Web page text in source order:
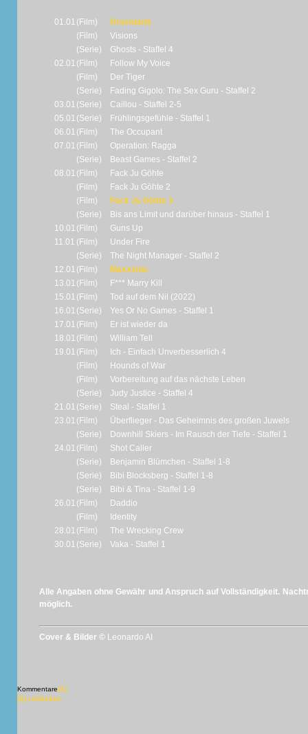
01.01 (Film)
Greenland
(Film)
Visions
(Serie)
Ghosts - Staffel 4
02.01 (Film)
Follow My Voice
(Film)
Der Tiger
(Serie)
Fading Gigolo: The Sex Guru - Staffel 2
03.01 (Serie)
Caillou - Staffel 2-5
05.01 (Serie)
Frühlingsgefühle - Staffel 1
06.01 (Film)
The Occupant
07.01 (Film)
Operation: Ragga
(Serie)
Beast Games - Staffel 2
08.01 (Film)
Fack Ju Göhte
(Film)
Fack Ju Göhte 2
(Film)
Fack Ju Göhte 3
(Serie)
Bis ans Limit und darüber hinaus - Staffel 1
10.01 (Film)
Guns Up
11.01 (Film)
Under Fire
(Serie)
The Night Manager - Staffel 2
12.01 (Film)
Maxxxine
13.01 (Film)
F*** Marry Kill
15.01 (Film)
Tod auf dem Nil (2022)
16.01 (Serie)
Yes Or No Games - Staffel 1
17.01 (Film)
Er ist wieder da
18.01 (Film)
William Tell
19.01 (Film)
Ich - Einfach Unverbesserlich 4
(Film)
Hounds of War
(Film)
Vorbereitung auf das nächste Leben
(Serie)
Judy Justice - Staffel 4
21.01 (Serie)
Steal - Staffel 1
23.01 (Film)
Überflieger - Das Geheimnis des großen Juwels
(Serie)
Downhill Skiers - Im Rausch der Tiefe - Staffel 1
24.01 (Film)
Shot Caller
(Serie)
Benjamin Blümchen - Staffel 1-8
(Serie)
Bibi Blocksberg - Staffel 1-8
(Serie)
Bibi & Tina - Staffel 1-9
26.01 (Film)
Daddio
(Film)
Identity
28.01 (Film)
The Wrecking Crew
30.01 (Serie) Vaka - Staffel 1
Alle Angaben ohne Gewähr und Anspruch auf Vollständigkeit.
möglich.
Cover & Bilder © Leonardo AI
Kommentare[X]
[X] schließen